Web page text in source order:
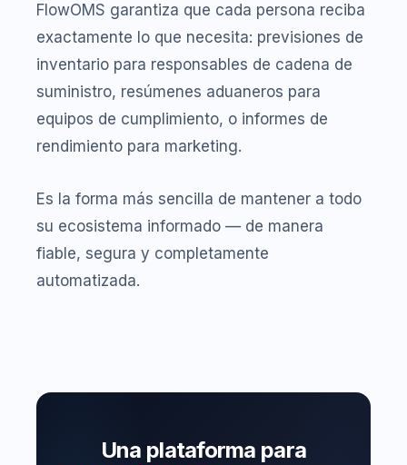
FlowOMS garantiza que cada persona reciba
exactamente lo que necesita: previsiones de
inventario para responsables de cadena de
suministro, resúmenes aduaneros para
equipos de cumplimiento, o informes de
rendimiento para marketing.
Es la forma más sencilla de mantener a todo
su ecosistema informado — de manera
fiable, segura y completamente
automatizada.
Una plataforma para